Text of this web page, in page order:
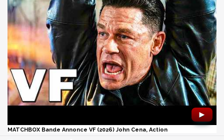
►
MATCHBOX Bande Annonce VF (2026) John Cena, Action